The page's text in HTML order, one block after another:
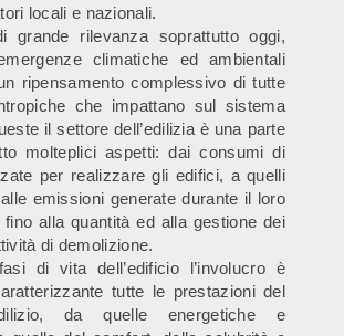
locali e nazionali.
grande rilevanza soprattutto oggi,
climatiche ed ambientali
ripensamento complessivo di tutte
che impattano sul sistema
il settore dell’edilizia è una parte
molteplici aspetti: dai consumi di
per realizzare gli edifici, a quelli
emissioni generate durante il loro
alla quantità ed alla gestione dei
di demolizione.
di vita dell’edificio l’involucro è
tutte le prestazioni del
da quelle energetiche e